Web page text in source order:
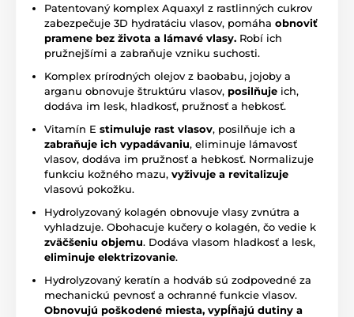
Patentovaný komplex Aquaxyl z rastlinných cukrov
zabezpečuje 3D hydratáciu vlasov, pomáha obnoviť
pramene bez života a lámavé vlasy. Robí ich
pružnejšími a zabraňuje vzniku suchosti.
Komplex prírodných olejov z baobabu, jojoby a
arganu obnovuje štruktúru vlasov, posilňuje ich,
dodáva im lesk, hladkosť, pružnosť a hebkosť.
Vitamín E stimuluje rast vlasov, posilňuje ich a
zabraňuje ich vypadávaniu, eliminuje lámavosť
vlasov, dodáva im pružnosť a hebkosť. Normalizuje
funkciu kožného mazu, vyživuje a revitalizuje
vlasovú pokožku.
Hydrolyzovaný kolagén obnovuje vlasy zvnútra a
vyhladzuje. Obohacuje kučery o kolagén, čo vedie k
zväčšeniu objemu. Dodáva vlasom hladkosť a lesk,
eliminuje elektrizovanie.
Hydrolyzovaný keratín a hodváb sú zodpovedné za
mechanickú pevnosť a ochranné funkcie vlasov.
Obnovujú poškodené miesta, vypĺňajú dutiny a